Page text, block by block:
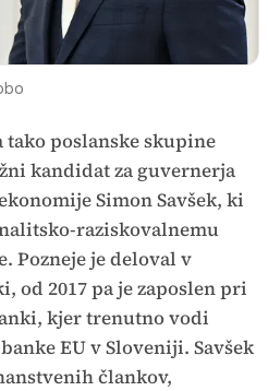
poslanske skupine
kandidat za guvernerja
Simon Savšek, ki
raziskovalnemu
Pozneje je deloval v
od 2017 pa je zaposlen pri
kjer trenutno vodi
EU v Sloveniji. Savšek
člankov,